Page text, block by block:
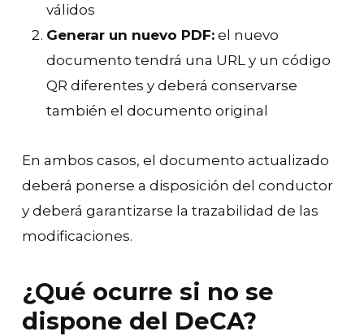
válidos
Generar un nuevo PDF:el nuevo
documento tendrá una URL y un código
QR diferentes y deberá conservarse
también el documento original
En ambos casos, el documento actualizado
deberá ponerse a disposición del conductor
y deberá garantizarse la trazabilidad de las
modificaciones.
¿Qué ocurre si no se
dispone del DeCA?